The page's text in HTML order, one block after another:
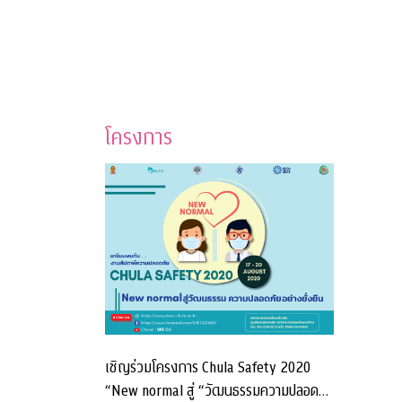
โครงการ
เชิญร่วมโครงการ Chula Safety 2020
“New normal สู่ “วัฒนธรรมความปลอดภัย